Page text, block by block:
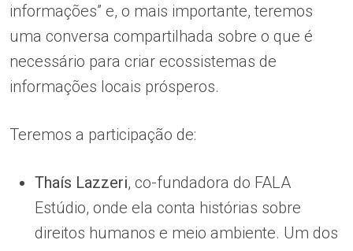
informações” e, o mais importante, teremos
uma conversa compartilhada sobre o que é
necessário para criar ecossistemas de
informações locais prósperos.
Teremos a participação de:
Thaís Lazzeri, co-fundadora do FALA
Estúdio, onde ela conta histórias sobre
direitos humanos e meio ambiente. Um dos